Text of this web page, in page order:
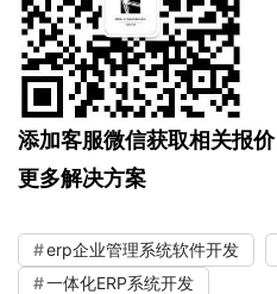
添加客服微信获取相关报价
更多解决方案
erp企业管理系统软件开发
一体化ERP系统开发